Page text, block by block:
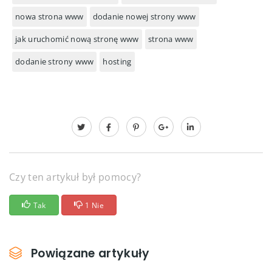
nowa strona www dodanie nowej strony www
jak uruchomić nową stronę www strona www
dodanie strony www hosting
Czy ten artykuł był pomocy?
Tak 1 Nie
Powiązane artykuły